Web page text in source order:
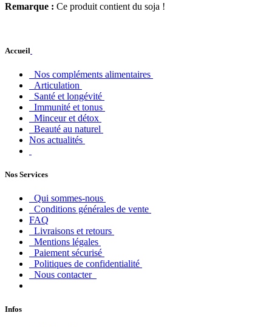
Remarque : Ce produit contient du soja !
Accueil
Nos compléments alimentaires
Articulation
Santé et longévité
Immunité et tonus
Minceur et détox
Beauté au naturel
Nos actualités
Nos Services
Qui sommes-nous
Conditions générales de vente
FAQ
Livraisons et retours
Mentions légales
Paiement sécurisé
Politiques de confidentialité
Nous contacter
Infos